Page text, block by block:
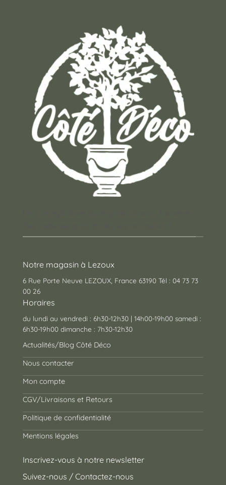
Notre magasin à Lezoux
6 Rue Porte Neuve LEZOUX, France 63190 Tél : 04 73 73
00 26
Horaires
du lundi au vendredi : 6h30-12h30 | 14h00-19h00 samedi :
6h30-19h00 dimanche : 7h30-12h30
Actualités/Blog Côté Déco
Nous contacter
Mon compte
CGV/Livraisons et Retours
Politique de confidentialité
Mentions légales
Inscrivez-vous à notre newsletter
Suivez-nous / Contactez-nous